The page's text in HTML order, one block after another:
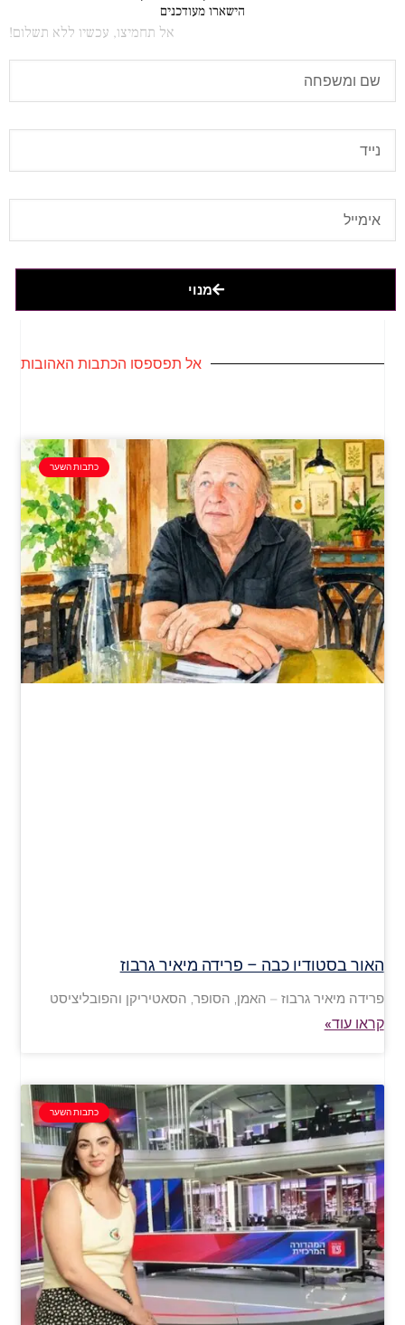
הישארו מעודכנים
אל תחמיצו, עכשיו ללא תשלום!
מנוי
אל תפספסו הכתבות האהובות
כתבות השער
האור בסטודיו כבה – פרידה מיאיר גרבוז
פרידה מיאיר גרבוז – האמן, הסופר, הסאטיריקן והפובליציסט
קראו עוד»
כתבות השער